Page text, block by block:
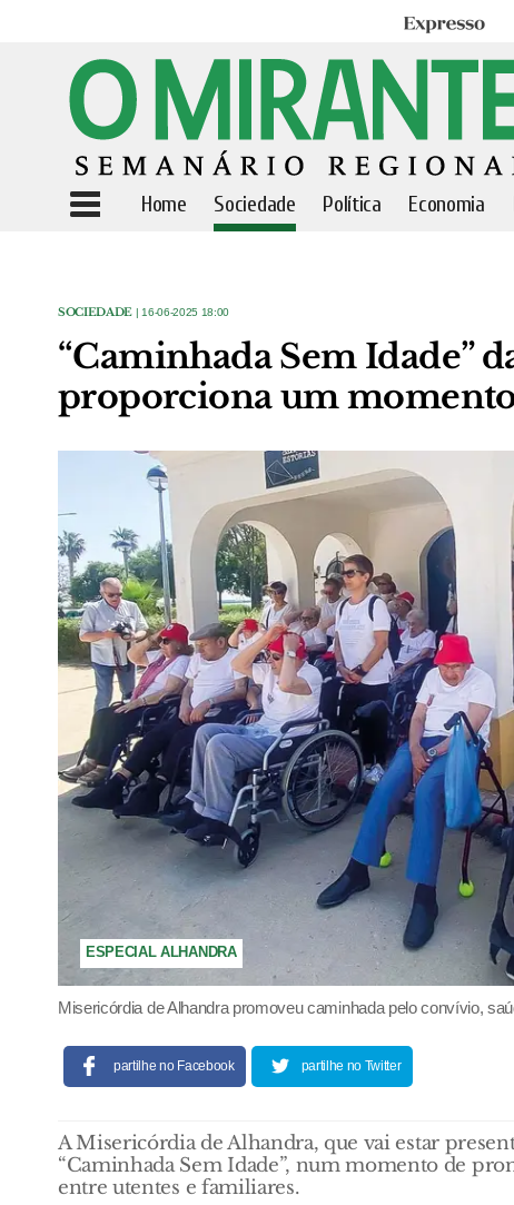
Expresso
Home Sociedade Política Economia
SOCIEDADE | 16-06-2025 18:00
“Caminhada Sem Idade”
proporciona um
ESPECIAL ALHANDRA
Misericórdia de Alhandra promoveu caminhada pelo convívio,
partilhe no Facebook partilhe no Twitter
A Misericórdia de Alhandra, que vai estar
“Caminhada Sem Idade”, num momento de
entre utentes e familiares.